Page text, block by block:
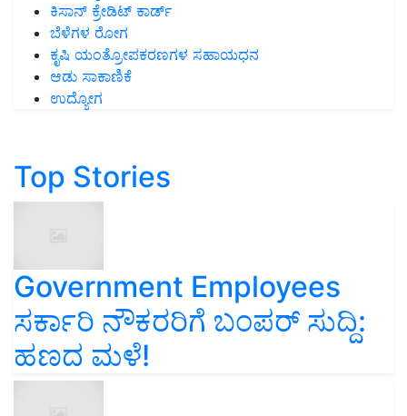
ಕಿಸಾನ್ ಕ್ರೇಡಿಟ್ ಕಾರ್ಡ್
ಬೆಳೆಗಳ ರೋಗ
ಕೃಷಿ ಯಂತ್ರೋಪಕರಣಗಳ ಸಹಾಯಧನ
ಆಡು ಸಾಕಾಣಿಕೆ
ಉದ್ಯೋಗ
Top Stories
Government Employees
ಸರ್ಕಾರಿ ನೌಕರರಿಗೆ ಬಂಪರ್‌ ಸುದ್ದಿ:
ಹಣದ ಮಳೆ!